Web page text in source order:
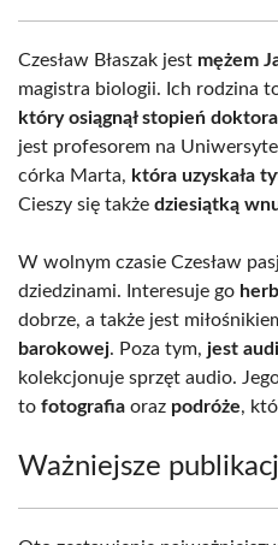
Czesław Błaszak jest mężem
magistra biologii. Ich rodzina
który osiągnął stopień
jest profesorem na
córka Marta, która uzyskała
Cieszy się także dziesiątką
W wolnym czasie Czesław
dziedzinami. Interesuje go
dobrze, a także jest
barokowej. Poza tym, jest
kolekcjonuje sprzęt audio.
to fotografia oraz podróże,
Ważniejsze